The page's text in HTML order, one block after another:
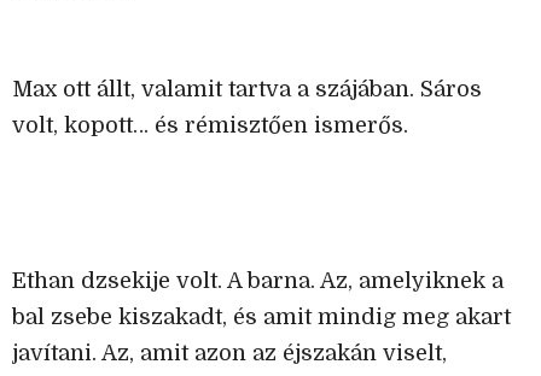
Max ott állt, valamit tartva a szájában. Sáros
volt, kopott… és rémisztően ismerős.
Ethan dzsekije volt. A barna. Az, amelyiknek a
bal zsebe kiszakadt, és amit mindig meg akart
javítani. Az, amit azon az éjszakán viselt,